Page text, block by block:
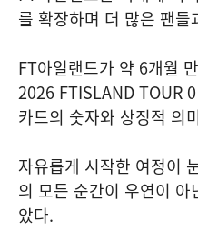
를 확장하며 더 많은 팬들
FT아일랜드가 약 6개월
2026 FTISLAND TOUR
카드의 숫자와 상징적 의
자유롭게 시작한 여정이
의 모든 순간이 우연이
았다.